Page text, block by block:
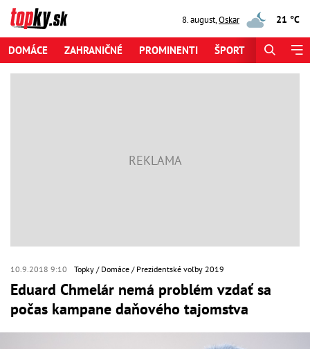
8. august,Oskar 21 °C
DOMÁCE ZAHRANIČNÉ PROMINENTI ŠPORT
10.9.2018 9:10 Topky Domáce Prezidentské voľby 2019
Eduard Chmelár nemá problém vzdať sa
počas kampane daňového tajomstva